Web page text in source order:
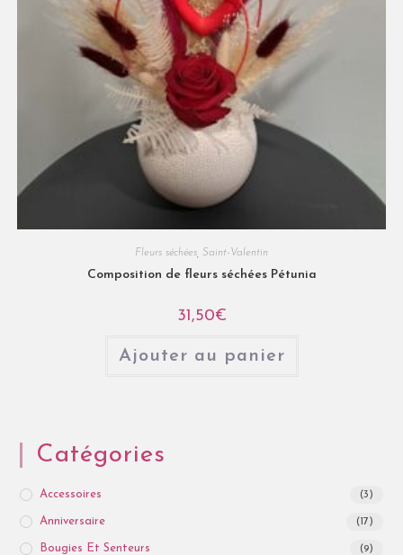
Fleurs séchées Saint-Valentin
Composition de fleurs séchées Pétunia
31,50€
Ajouter au panier
Catégories
Accessoires (3)
Anniversaire (17)
Bougies Et Senteurs (9)